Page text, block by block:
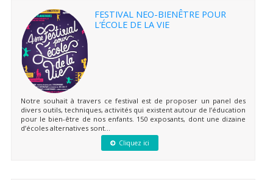
FESTIVAL NEO-BIENÊTRE POUR
L’ÉCOLE DE LA VIE
Notre souhait à travers ce festival est de proposer un panel des
divers outils, techniques, activités qui existent autour de l’éducation
pour le bien-être de nos enfants. 150 exposants, dont une dizaine
d’écoles alternatives sont...
Cliquez ici